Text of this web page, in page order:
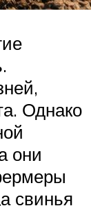
Однако
они
свинья